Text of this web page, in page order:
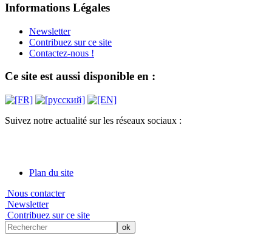
Informations Légales
Newsletter
Contribuez sur ce site
Contactez-nous !
Ce site est aussi disponible en :
Suivez notre actualité sur les réseaux sociaux :
Plan du site
Nous contacter
Newsletter
Contribuez sur ce site